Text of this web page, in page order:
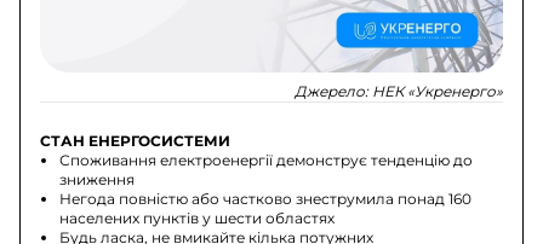
Джерело: НЕК «Укренерго»
СТАН ЕНЕРГОСИСТЕМИ
Споживання електроенергії демонструє тенденцію до
зниження
Негода повністю або частково знеструмила понад 160
населених пунктів у шести областях
Будь ласка, не вмикайте кілька потужних